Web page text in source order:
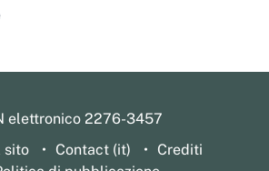
elettronico 2276-3457
sito
Contact (it)
Crediti